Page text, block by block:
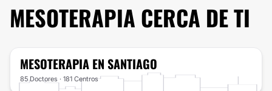
MESOTERAPIA CERCA DE TI
MESOTERAPIA EN SANTIAGO
85 Doctores · 181 Centros